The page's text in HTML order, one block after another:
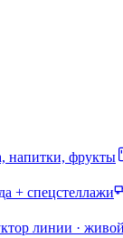
напитки, фрукты
+ спецстеллажи
линии ·